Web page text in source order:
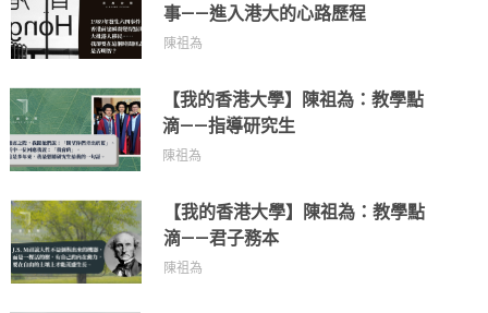
事——進入港大的心路歷程
陳祖為
【我的香港大學】陳祖為：教學點
滴——指導研究生
陳祖為
【我的香港大學】陳祖為：教學點
滴——君子務本
陳祖為